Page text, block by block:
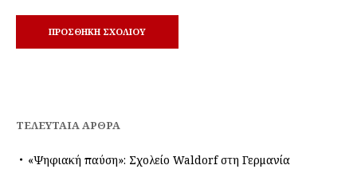
ΤΕΛΕΥΤΑΊΑ ΆΡΘΡΑ
«Ψηφιακή παύση»: Σχολείο Waldorf στη Γερμανία